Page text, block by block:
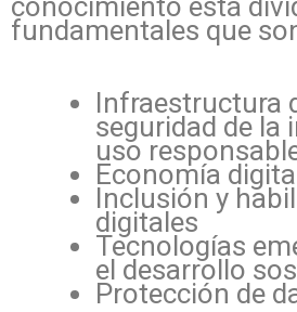
fundamentales que
Infraestructura
seguridad de la
uso
Economía
Inclusión y
digitales
Tecnologías
el desarrollo
Protección de